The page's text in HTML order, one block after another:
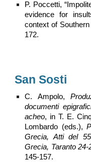
P. Poccetti,
evidence for
context of
172.
San Sosti
C. Ampolo,
documenti
acheo, in T. E.
Lombardo (eds.),
Grecia, Atti del
Grecia, Taranto
145-157.